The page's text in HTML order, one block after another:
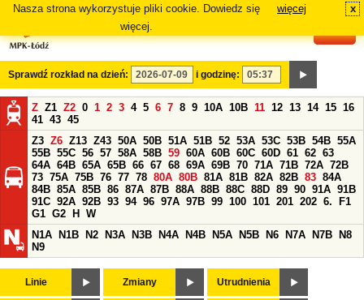
Nasza strona wykorzystuje pliki cookie. Dowiedz się
więcej.
więcej x
Sprawdź rozkład na dzień: i godzinę:
Z Z1 Z2 0 1 2 3 4 5 6 7 8 9 10A 10B 11 12 13 14 15 16
41 43 45
Z3 Z6 Z13 Z43 50A 50B 51A 51B 52 53A 53C 53B 54B 55A
55B 55C 56 57 58A 58B 59 60A 60B 60C 60D 61 62 63
64A 64B 65A 65B 66 67 68 69A 69B 70 71A 71B 72A 72B
73 75A 75B 76 77 78 80A 80B 81A 81B 82A 82B 83 84A
84B 85A 85B 86 87A 87B 88A 88B 88C 88D 89 90 91A 91B
91C 92A 92B 93 94 96 97A 97B 99 100 101 201 202 6.
F1
G1 G2 H
W
N1A
N1B N2 N3A N3B N4A N4B N5A N5B N6 N7A N7B
N8
N9
Linie Zmiany Utrudnienia